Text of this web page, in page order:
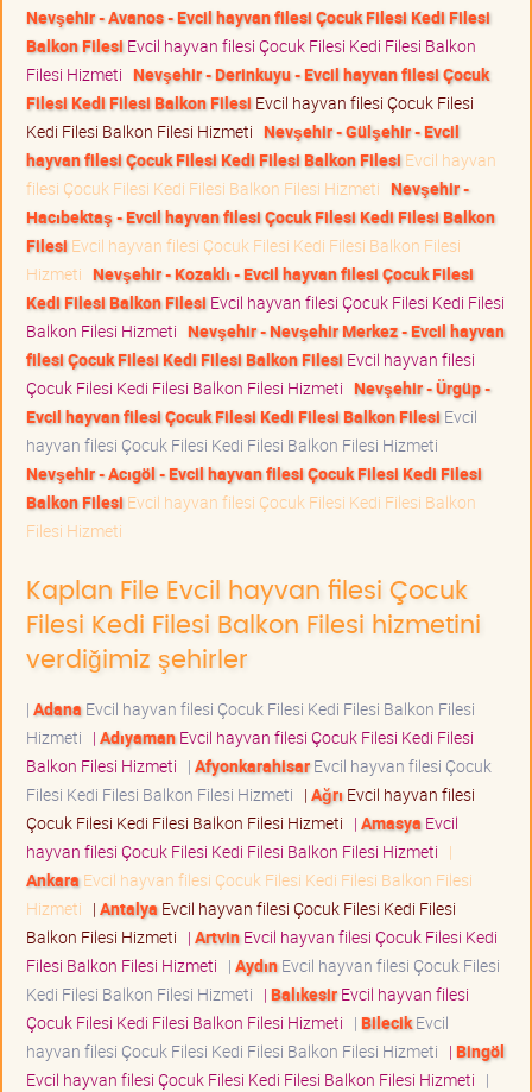
Nevşehir - Avanos - Evcil hayvan filesi Çocuk Filesi Kedi Filesi
Balkon Filesi Evcil hayvan filesi Çocuk Filesi Kedi Filesi Balkon
Filesi Hizmeti Nevşehir - Derinkuyu - Evcil hayvan filesi Çocuk
Filesi Kedi Filesi Balkon Filesi Evcil hayvan filesi Çocuk Filesi
Kedi Filesi Balkon Filesi Hizmeti Nevşehir - Gülşehir - Evcil
hayvan filesi Çocuk Filesi Kedi Filesi Balkon Filesi Evcil hayvan
filesi Çocuk Filesi Kedi Filesi Balkon Filesi Hizmeti Nevşehir -
Hacıbektaş - Evcil hayvan filesi Çocuk Filesi Kedi Filesi Balkon
Filesi Evcil hayvan filesi Çocuk Filesi Kedi Filesi Balkon Filesi
Hizmeti Nevşehir - Kozaklı - Evcil hayvan filesi Çocuk Filesi
Kedi Filesi Balkon Filesi Evcil hayvan filesi Çocuk Filesi Kedi Filesi
Balkon Filesi Hizmeti Nevşehir - Nevşehir Merkez - Evcil hayvan
filesi Çocuk Filesi Kedi Filesi Balkon Filesi Evcil hayvan filesi
Çocuk Filesi Kedi Filesi Balkon Filesi Hizmeti Nevşehir - Ürgüp -
Evcil hayvan filesi Çocuk Filesi Kedi Filesi Balkon Filesi Evcil
hayvan filesi Çocuk Filesi Kedi Filesi Balkon Filesi Hizmeti
Nevşehir - Acıgöl - Evcil hayvan filesi Çocuk Filesi Kedi Filesi
Balkon Filesi Evcil hayvan filesi Çocuk Filesi Kedi Filesi Balkon
Filesi Hizmeti
Kaplan File Evcil hayvan filesi Çocuk
Filesi Kedi Filesi Balkon Filesi hizmetini
verdiğimiz şehirler
| Adana Evcil hayvan filesi Çocuk Filesi Kedi Filesi Balkon Filesi
Hizmeti | AdıyamanEvcil hayvan filesi Çocuk Filesi Kedi Filesi
Balkon Filesi Hizmeti | AfyonkarahisarEvcil hayvan filesi Çocuk
Filesi Kedi Filesi Balkon Filesi Hizmeti | Ağrı Evcil hayvan filesi
Çocuk Filesi Kedi Filesi Balkon Filesi Hizmeti | Amasya Evcil
hayvan filesi Çocuk Filesi Kedi Filesi Balkon Filesi Hizmeti |
Ankara Evcil hayvan filesi Çocuk Filesi Kedi Filesi Balkon Filesi
Hizmeti | Antalya Evcil hayvan filesi Çocuk Filesi Kedi Filesi
Balkon Filesi Hizmeti | ArtvinEvcil hayvan filesi Çocuk Filesi Kedi
Filesi Balkon Filesi Hizmeti | AydınEvcil hayvan filesi Çocuk Filesi
Kedi Filesi Balkon Filesi Hizmeti | BalıkesirEvcil hayvan filesi
Çocuk Filesi Kedi Filesi Balkon Filesi Hizmeti | BilecikEvcil
hayvan filesi Çocuk Filesi Kedi Filesi Balkon Filesi Hizmeti | Bingöl
Evcil hayvan filesi Çocuk Filesi Kedi Filesi Balkon Filesi Hizmeti |